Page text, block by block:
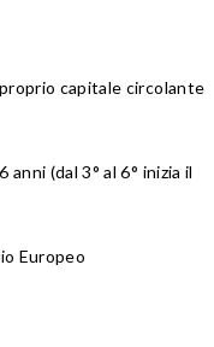
capitale circolante
(dal 3° al 6° inizia il
Europeo